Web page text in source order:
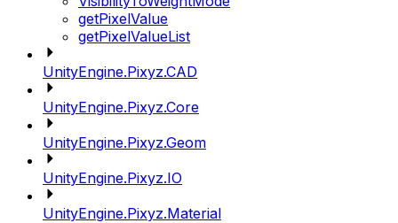
getPixelValue
getPixelValueList
UnityEngine.Pixyz.CAD
UnityEngine.Pixyz.Core
UnityEngine.Pixyz.Geom
UnityEngine.Pixyz.IO
UnityEngine.Pixyz.Material